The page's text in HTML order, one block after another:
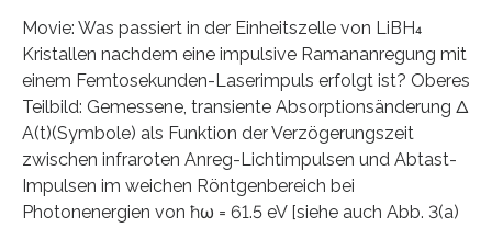
Movie: Was passiert in der Einheitszelle von LiBH₄
Kristallen nachdem eine impulsive Ramananregung mit
einem Femtosekunden-Laserimpuls erfolgt ist? Oberes
Teilbild: Gemessene, transiente Absorptionsänderung Δ
A(t)(Symbole) als Funktion der Verzögerungszeit
zwischen infraroten Anreg-Lichtimpulsen und Abtast-
Impulsen im weichen Röntgenbereich bei
Photonenergien von ħω = 61.5 eV [siehe auch Abb. 3(a)